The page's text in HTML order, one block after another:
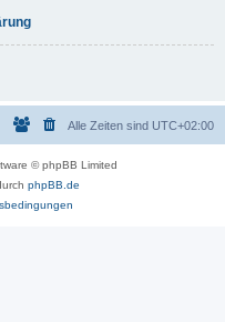
Alle Zeiten sind UTC+02:00
© phpBB Limited
phpBB.de